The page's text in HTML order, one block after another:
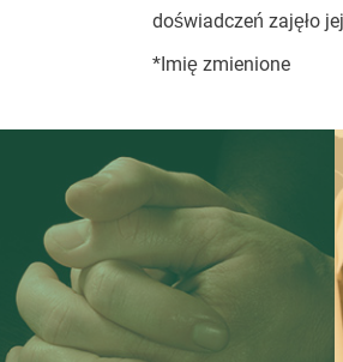
doświadczeń zajęło
*Imię zmienione